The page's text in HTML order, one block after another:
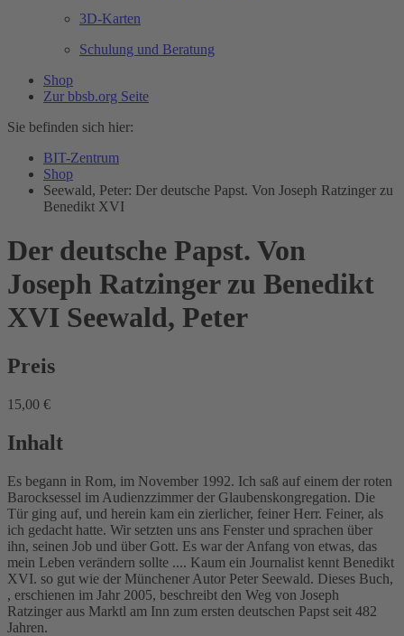
3D-Karten
Schulung und Beratung
Shop
Zur bbsb.org Seite
Sie befinden sich hier:
BIT-Zentrum
Shop
Seewald, Peter: Der deutsche Papst. Von Joseph Ratzinger zu
Benedikt XVI
Der deutsche Papst. Von
Joseph Ratzinger zu Benedikt
XVI Seewald, Peter
Preis
15,00 €
Inhalt
Es begann in Rom, im November 1992. Ich saß auf einem der roten
Barocksessel im Audienzzimmer der Glaubenskongregation. Die
Tür ging auf, und herein kam ein zierlicher, feiner Herr. Feiner, als
ich gedacht hatte. Wir setzten uns ans Fenster und sprachen über
ihn, seinen Job und über Gott. Es war der Anfang von etwas, das
mein Leben verändern sollte .... Kaum ein Journalist kennt Benedikt
XVI. so gut wie der Münchener Autor Peter Seewald. Dieses Buch,
, erschienen im Jahr 2005, beschreibt den Weg von Joseph
Ratzinger aus Marktl am Inn zum ersten deutschen Papst seit 482
Jahren.